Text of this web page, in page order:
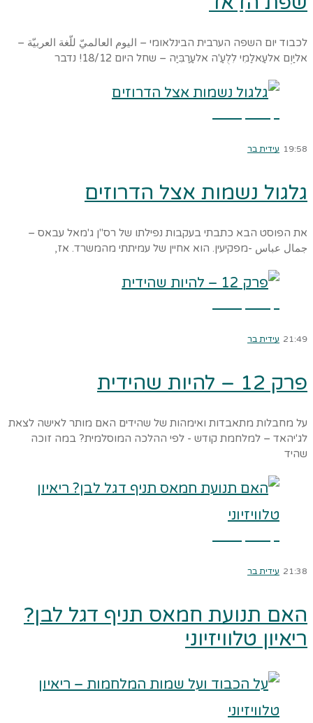
לכבוד יום השפה הערבית הבינלאומי – اليوم العالميّ للّغة العربيّة –
אליַוְם אלעַאלַמִי לִלֻעַ'ה אלעַרַבִּיַה – שחל היום 18/12! נדבר
19:58 עידית בר
גלגול נשמות אצל הדרוזים
את הפוסט הבא כתבתי בעקבות נפילתו של רס"ן ג'מאל עבאס –
جمال عباس -מפקיעין. הוא אחיין של עמיתתי מהמשרד. אז,
21:49 עידית בר
פרק 12 – להיות שהידית
על מחבלות מתאבדות ואימהות של שהידים האם מותר לאישה לצאת
לג'יהאד – למלחמת קודש - לפי ההלכה המוסלמית? במה זוכה
שהיד
21:38 עידית בר
האם תנועת חמאס תניף דגל לבן?
ריאיון טלוויזיוני